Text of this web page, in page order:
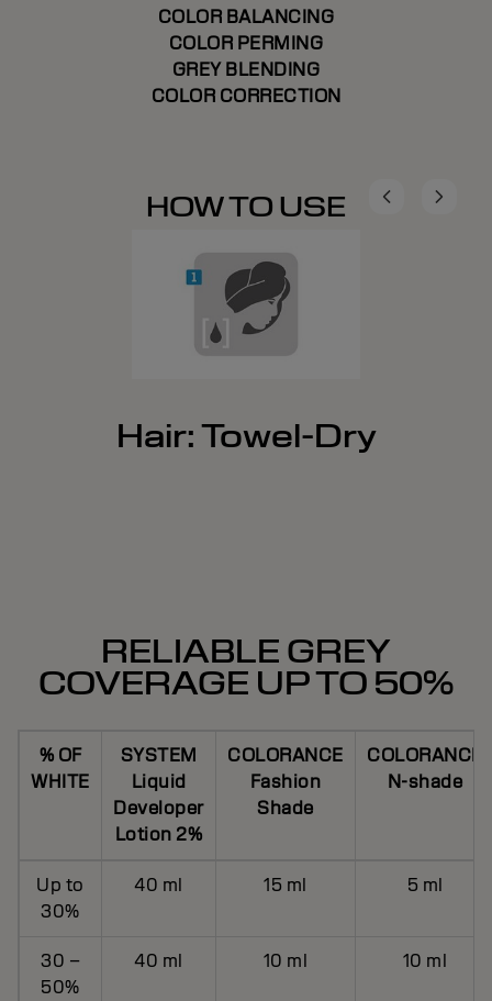
COLOR BALANCING
COLOR PERMING
GREY BLENDING
COLOR CORRECTION
HOW TO USE
Hair: Towel-Dry
RELIABLE GREY
COVERAGE UP TO 50%
% OF
WHITE
SYSTEM
Liquid
Developer
Lotion 2%
COLORANCE
Fashion
Shade
COLORANCE
N-shade
Up to
30%
40 ml 15 ml 5 ml
30 –
50%
40 ml 10 ml 10 ml